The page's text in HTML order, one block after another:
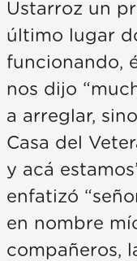
Ustarroz un
último lugar
funcionando,
nos dijo
a arreglar,
Casa del
y acá
enfatizó
en nombre
compañeros,